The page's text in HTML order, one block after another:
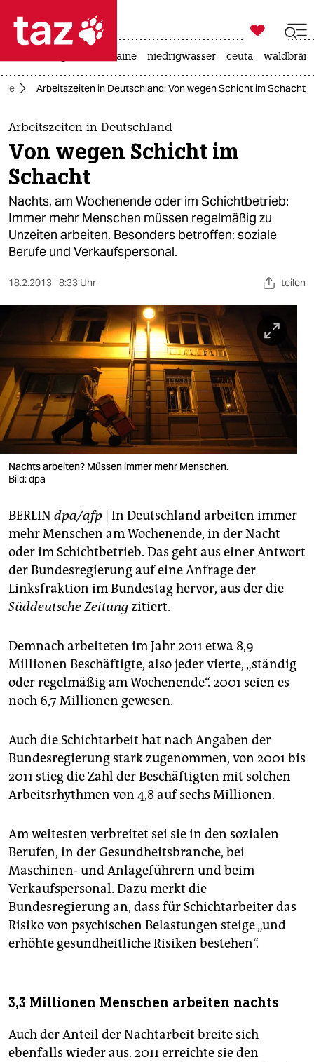
 taz zahl ich
taz zahl ich
themen
politik
öko
gesellschaft
kultur
sport
nord
wahrheit
verlag
verlag
veranstaltungen
fragen & hilfe
unterstützen
abo
genossenschaft

taz zahl ich
krieg in der ukraine niedrigwasser ceuta
Arbeitszeiten in Deutschland: Von wegen Schicht im Schacht
Arbeitszeiten in Deutschland
Von wegen Schicht im
Schacht
Nachts, am Wochenende oder im Schichtbetrieb:
Immer mehr Menschen müssen regelmäßig zu
Unzeiten arbeiten. Besonders betroffen: soziale
Berufe und Verkaufspersonal.
18.2.2013 8:33 Uhr teilen
Nachts arbeiten? Müssen immer mehr Menschen.
Bild: dpa
BERLIN dpa/afp | In Deutschland arbeiten immer
mehr Menschen am Wochenende, in der Nacht
oder im Schichtbetrieb. Das geht aus einer Antwort
der Bundesregierung auf eine Anfrage der
Linksfraktion im Bundestag hervor, aus der die
Süddeutsche Zeitungzitiert.
Demnach arbeiteten im Jahr 2011 etwa 8,9
Millionen Beschäftigte, also jeder vierte, „ständig
oder regelmäßig am Wochenende“. 2001 seien es
noch 6,7 Millionen gewesen.
Auch die Schichtarbeit hat nach Angaben der
Bundesregierung stark zugenommen, von 2001 bis
2011 stieg die Zahl der Beschäftigten mit solchen
Arbeitsrhythmen von 4,8 auf sechs Millionen.
Am weitesten verbreitet sei sie in den sozialen
Berufen, in der Gesundheitsbranche, bei
Maschinen- und Anlageführern und beim
Verkaufspersonal. Dazu merkt die
Bundesregierung an, dass für Schichtarbeiter das
Risiko von psychischen Belastungen steige „und
erhöhte gesundheitliche Risiken bestehen“.
3,3 Millionen Menschen arbeiten nachts
Auch der Anteil der Nachtarbeit breite sich
ebenfalls wieder aus. 2011 erreichte sie den